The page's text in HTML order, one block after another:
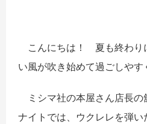
こんにちは！ 夏も終わり
い風が吹き始めて過ごしやす
ミシマ社の本屋さん店長の
ナイトでは、ウクレレを弾